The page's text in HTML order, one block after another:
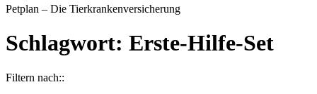
Petplan – Die Tierkrankenversicherung
Schlagwort: Erste-Hilfe-Set
Filtern nach::